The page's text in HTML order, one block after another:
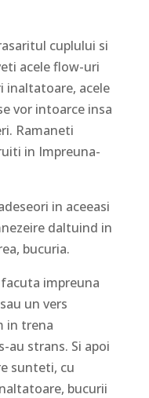
cuplului si
acele flow-uri
inaltatoare, acele
vor intoarce insa
Ramaneti
in Impreuna-
in aceeasi
daltuind in
bucuria.
impreuna
un vers
in trena
au strans. Si apoi
sunteti, cu
bucurii